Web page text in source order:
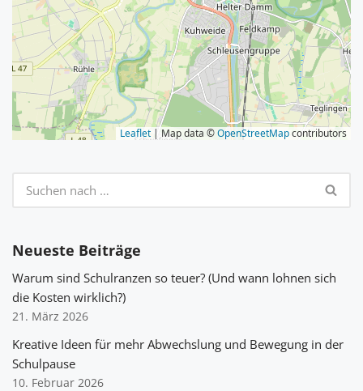
Leaflet | Map data ©OpenStreetMapcontributors
Neueste Beiträge
Warum sind Schulranzen so teuer? (Und wann lohnen sich
die Kosten wirklich?)
21. März 2026
Kreative Ideen für mehr Abwechslung und Bewegung in der
Schulpause
10. Februar 2026